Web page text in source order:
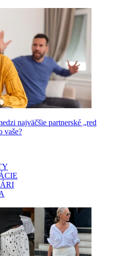
najväčšie partnerské „red
vaše?